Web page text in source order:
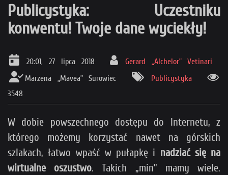
Publicystyka: Uczestniku
konwentu! Twoje dane wyciekły!
20:01, 27 lipca 2018
Gerard „Alchelor” Vetinari
Marzena „Mavea” Surowiec
Publicystyka
3548
W dobie powszechnego dostępu do Internetu, z
którego możemy korzystać nawet na górskich
szlakach, łatwo wpaść w pułapkę i nadziać się na
wirtualne oszustwo. Takich „min” mamy wiele.